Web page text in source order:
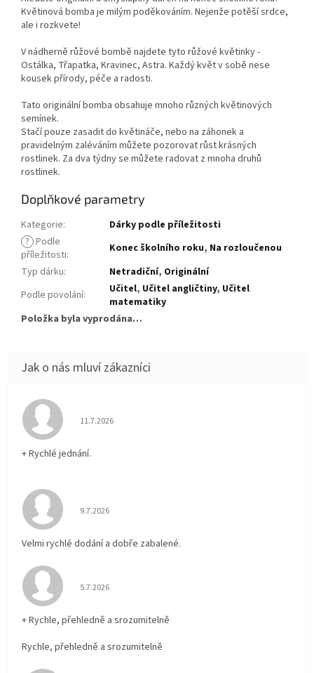
Květinová bomba je milým poděkováním. Nejenže potěší srdce,
ale i rozkvete!
V nádherně růžové bombě najdete tyto růžové květinky -
Ostálka, Třapatka, Kravinec, Astra. Každý květ v sobě nese
kousek přírody, péče a radosti.
Tato originální bomba obsahuje mnoho různých květinových
semínek.
Stačí pouze zasadit do květináče, nebo na záhonek a
pravidelným zaléváním můžete pozorovat růst krásných
rostlinek. Za dva týdny se můžete radovat z mnoha druhů
rostlinek.
Doplňkové parametry
Kategorie:
Dárky podle příležitosti
? Podle
příležitosti: Konec školního roku, Na rozloučenou
Typ dárku: Netradiční, Originální
Podle povolání: Učitel, Učitel angličtiny, Učitel
matematiky
Položka byla vyprodána…
Hodnocení obchodu je 5 z 5 hvězdiček.
11.7.2026
+ Rychlé jednání.
Hodnocení obchodu je 5 z 5 hvězdiček.
9.7.2026
Velmi rychlé dodání a dobře zabalené.
Hodnocení obchodu je 5 z 5 hvězdiček.
5.7.2026
+ Rychle, přehledně a srozumitelně
Rychle, přehledně a srozumitelně